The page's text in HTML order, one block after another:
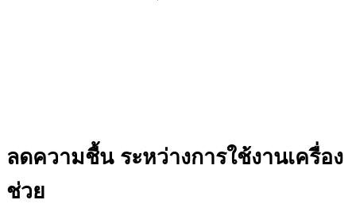
ลดความชื้น ระหว่างการใช้งานเครื่อง
ช่วย